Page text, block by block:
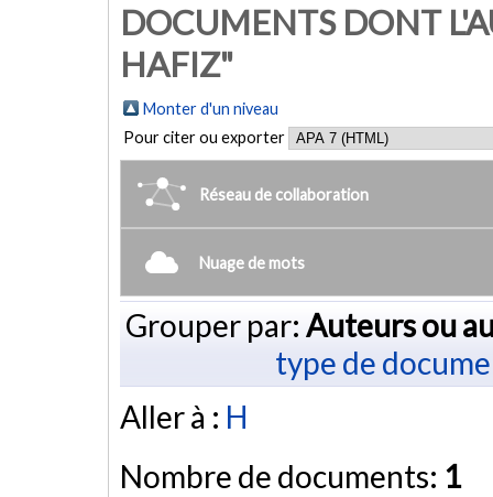
DOCUMENTS DONT
HAFIZ"
Monter d'un niveau
Pour citer ou exporter
Réseau de collaboration
Nuage de mots
Grouper par: Auteurs ou
type de
Aller à : H
Nombre de documents: 1